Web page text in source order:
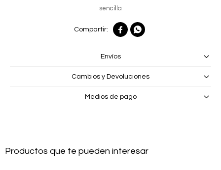
sencilla
 
Envíos
Cambios y Devoluciones
Medios de pago
Productos que te pueden interesar